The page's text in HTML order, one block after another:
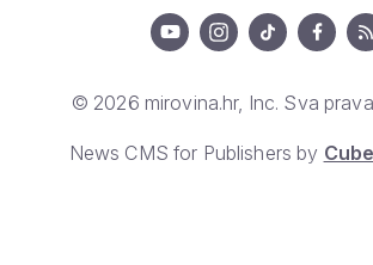
© 2026 mirovina.hr, Inc. Sva
News CMS for Publishers by